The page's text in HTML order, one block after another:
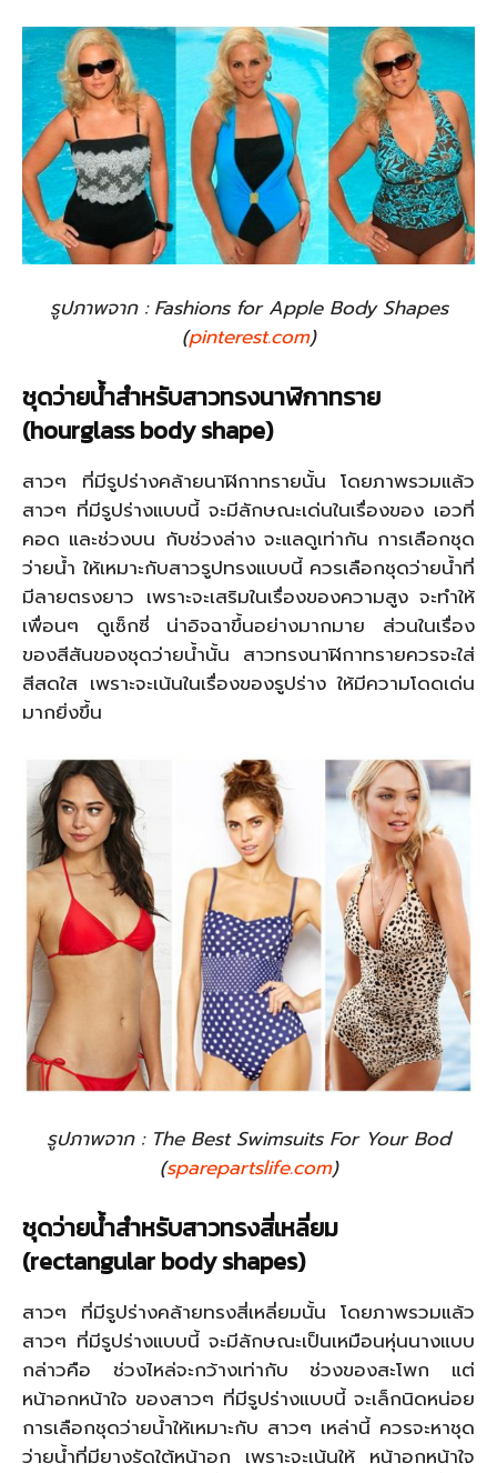
รูปภาพจาก : Fashions for Apple Body Shapes
(pinterest.com)
ชุดว่ายน้ำสำหรับสาวทรงนาฬิกาทราย
(hourglass body shape)
สาวๆ ที่มีรูปร่างคล้ายนาฬิกาทรายนั้น โดยภาพรวมแล้ว
สาวๆ ที่มีรูปร่างแบบนี้ จะมีลักษณะเด่นในเรื่องของ เอวที่
คอด และช่วงบน กับช่วงล่าง จะแลดูเท่ากัน การเลือกชุด
ว่ายน้ำ ให้เหมาะกับสาวรูปทรงแบบนี้ ควรเลือกชุดว่ายน้ำที่
มีลายตรงยาว เพราะจะเสริมในเรื่องของความสูง จะทำให้
เพื่อนๆ ดูเซ็กซี่ น่าอิจฉาขึ้นอย่างมากมาย ส่วนในเรื่อง
ของสีสันของชุดว่ายน้ำนั้น สาวทรงนาฬิกาทรายควรจะใส่
สีสดใส เพราะจะเน้นในเรื่องของรูปร่าง ให้มีความโดดเด่น
มากยิ่งขึ้น
รูปภาพจาก : The Best Swimsuits For Your Bod
(sparepartslife.com)
ชุดว่ายน้ำสำหรับสาวทรงสี่เหลี่ยม
(rectangular body shapes)
สาวๆ ที่มีรูปร่างคล้ายทรงสี่เหลี่ยมนั้น โดยภาพรวมแล้ว
สาวๆ ที่มีรูปร่างแบบนี้ จะมีลักษณะเป็นเหมือนหุ่นนางแบบ
กล่าวคือ ช่วงไหล่จะกว้างเท่ากับ ช่วงของสะโพก แต่
หน้าอกหน้าใจ ของสาวๆ ที่มีรูปร่างแบบนี้ จะเล็กนิดหน่อย
การเลือกชุดว่ายน้ำให้เหมาะกับ สาวๆ เหล่านี้ ควรจะหาชุด
ว่ายน้ำที่มียางรัดใต้หน้าอก เพราะจะเน้นให้ หน้าอกหน้าใจ